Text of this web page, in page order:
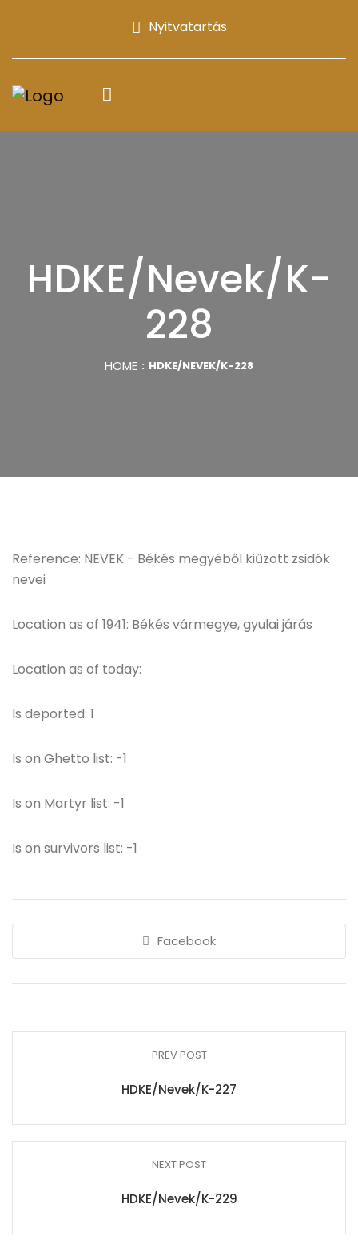
Nyitvatartás
HDKE/Nevek/K-
228
HOME HDKE/NEVEK/K-228
Reference: NEVEK - Békés megyéből kiűzött zsidók
nevei
Location as of 1941: Békés vármegye, gyulai járás
Location as of today:
Is deported: 1
Is on Ghetto list: -1
Is on Martyr list: -1
Is on survivors list: -1
Facebook
PREV POST
HDKE/Nevek/K-227
NEXT POST
HDKE/Nevek/K-229